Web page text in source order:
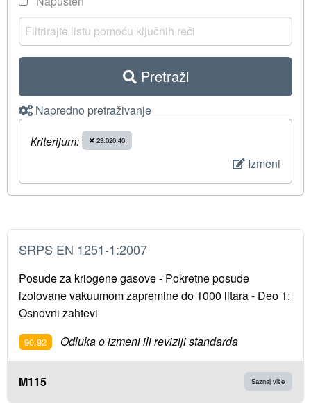
Pretraži
Napredno pretraživanje
Кriterijum:
23.020.40
Izmeni
SRPS EN 1251-1:2007
Posude za kriogene gasove - Pokretne posude
izolovane vakuumom zapremine do 1000 litara - Deo 1:
Osnovni zahtevi
90.92 Odluka o izmeni ili reviziji standarda
M115 Saznaj više